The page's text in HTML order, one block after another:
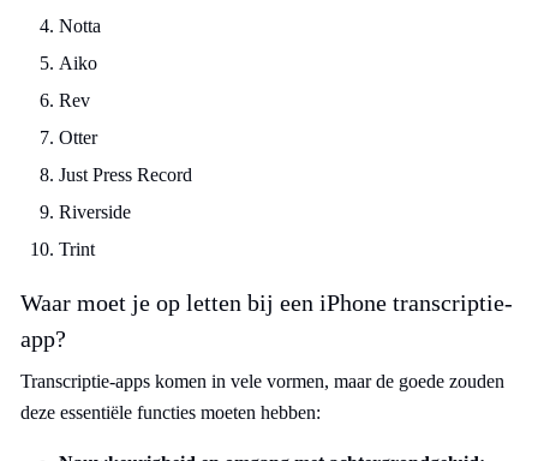
Notta
Aiko
Rev
Otter
Just Press Record
Riverside
Trint
Waar moet je op letten bij een iPhone transcriptie-
app?
Transcriptie-apps komen in vele vormen, maar de goede zouden
deze essentiële functies moeten hebben: